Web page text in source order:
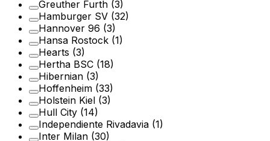
Greuther Furth (3)
Hamburger SV (32)
Hannover 96 (3)
Hansa Rostock (1)
Hearts (3)
Hertha BSC (18)
Hibernian (3)
Hoffenheim (33)
Holstein Kiel (3)
Hull City (14)
Independiente Rivadavia (1)
Inter Milan (30)